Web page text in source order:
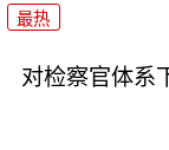
最热
对检察官体系